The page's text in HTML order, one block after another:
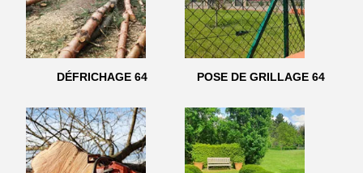
DÉFRICHAGE 64 POSE DE GRILLAGE 64